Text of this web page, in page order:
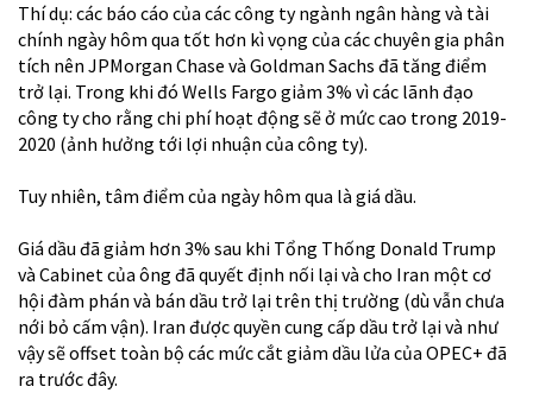
Thí dụ: các báo cáo của các công ty ngành ngân hàng và tài
chính ngày hôm qua tốt hơn kì vọng của các chuyên gia phân
tích nên JPMorgan Chase và Goldman Sachs đã tăng điểm
trở lại. Trong khi đó Wells Fargo giảm 3% vì các lãnh đạo
công ty cho rằng chi phí hoạt động sẽ ở mức cao trong 2019-
2020 (ảnh hưởng tới lợi nhuận của công ty).
Tuy nhiên, tâm điểm của ngày hôm qua là giá dầu.
Giá dầu đã giảm hơn 3% sau khi Tổng Thống Donald Trump
và Cabinet của ông đã quyết định nối lại và cho Iran một cơ
hội đàm phán và bán dầu trở lại trên thị trường (dù vẫn chưa
nới bỏ cấm vận). Iran được quyền cung cấp dầu trở lại và như
vậy sẽ offset toàn bộ các mức cắt giảm dầu lửa của OPEC+ đã
ra trước đây.